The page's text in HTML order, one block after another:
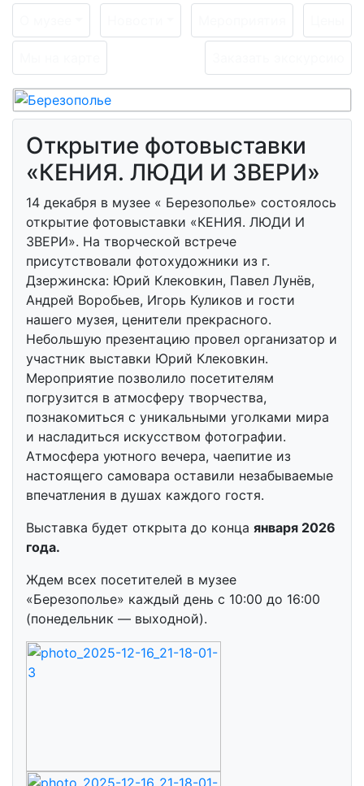
Открытие фотовыставки
«КЕНИЯ. ЛЮДИ И ЗВЕРИ»
14 декабря в музее « Березополье» состоялось
открытие фотовыставки «КЕНИЯ. ЛЮДИ И
ЗВЕРИ». На творческой встрече
присутствовали фотохудожники из г.
Дзержинска: Юрий Клековкин, Павел Лунёв,
Андрей Воробьев, Игорь Куликов и гости
нашего музея, ценители прекрасного.
Небольшую презентацию провел организатор и
участник выставки Юрий Клековкин.
Мероприятие позволило посетителям
погрузится в атмосферу творчества,
познакомиться с уникальными уголками мира
и насладиться искусством фотографии.
Атмосфера уютного вечера, чаепитие из
настоящего самовара оставили незабываемые
впечатления в душах каждого гостя.
Выставка будет открыта до конца января 2026
года.
Ждем всех посетителей в музее
«Березополье» каждый день с 10:00 до 16:00
(понедельник — выходной).